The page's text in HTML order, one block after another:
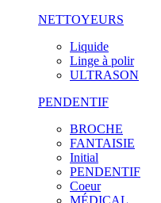
NETTOYEURS
Liquide
Linge à polir
ULTRASON
PENDENTIF
BROCHE
FANTAISIE
Initial
PENDENTIF
Coeur
MÉDICAL